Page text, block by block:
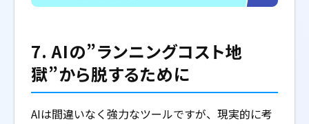
7. AIの”ランニングコスト地
獄”から脱するために
AIは間違いなく強力なツールですが、現実的に考